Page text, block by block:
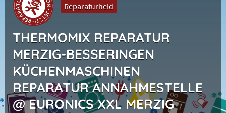
Reparaturheld
THERMOMIX REPARATUR
MERZIG-BESSERINGEN
KÜCHENMASCHINEN
REPARATUR ANNAHMESTELLE
@ EURONICS XXL MERZIG